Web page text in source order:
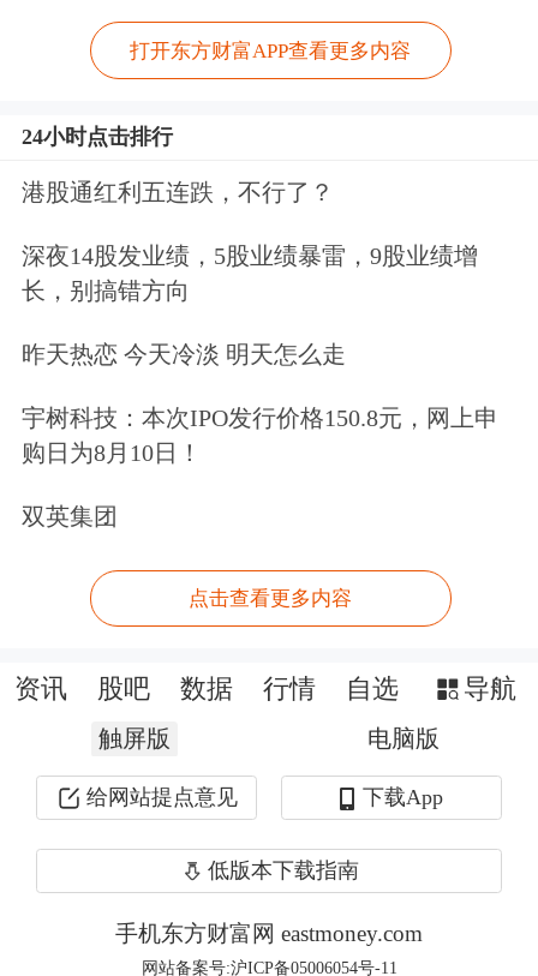
67个细分场景。
《实施意见》提出，构建“1（部级）＋
N（国家人工智能应用中试基地）＋
32（省级人力资源社会保障部门）”的
人社行业领域人工智能协同发展格局，
会同国家人工智能应用中试基地统筹建
全可信的“人工智能＋人社”应用基础设
主力异动？Level-2助您洞察主力意图。
点击领取>>
打开东方财富APP查看更多内容
24小时点击排行
港股通红利五连跌，不行了？
深夜14股发业绩，5股业绩暴雷，9股业绩增
长，别搞错方向
昨天热恋 今天冷淡 明天怎么走
宇树科技：本次IPO发行价格150.8元，网上申
购日为8月10日！
双英集团
点击查看更多内容
资讯 股吧 数据 行情 自选 导航
触屏版 电脑版
给网站提点意见 下载App
低版本下载指南
手机东方财富网 eastmoney.com
网站备案号:沪ICP备05006054号-11